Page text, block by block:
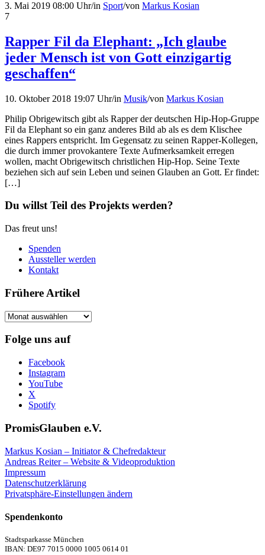
3. Mai 2019 08:00 Uhr/in Sport/von Markus Kosian
7
Rapper Fil da Elephant: „Ich glaube
jeder Mensch ist von Gott einzigartig
geschaffen“
10. Oktober 2018 19:07 Uhr/in Musik/von Markus Kosian
Philip Obrigewitsch gibt als Rapper der deutschen Hip-Hop-Gruppe
Fil da Elephant so ein ganz anderes Bild ab als es dem Klischee
eines Rappers entspricht. Im Gegensatz zu seinen Rapper-Kollegen,
die durch immer provokantere Texte Aufmerksamkeit erregen
wollen, macht Obrigewitsch christlichen Hip-Hop. Seine Texte
beziehen sich auf sein Leben und seinen Glauben an Gott. Er findet:
[…]
Du willst Teil des Projekts werden?
Das freut uns!
Spenden
Aussteller werden
Kontakt
Frühere Artikel
Frühere
Folge uns auf
Facebook
Instagram
YouTube
X
Spotify
PromisGlauben e.V.
Markus Kosian – Initiator & Chefredakteur
Andreas Reiter – Website & Videoproduktion
Impressum
Datenschutzerklärung
Privatsphäre-Einstellungen ändern
Spendenkonto
Stadtsparkasse München
IBAN: DE97 7015 0000 1005 0614 01